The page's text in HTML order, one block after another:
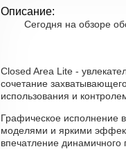
Описание:
Сегодня на обзоре
Closed Area Lite -
сочетание
использования и
Графическое исполнение
моделями и яркими
впечатление динамичного